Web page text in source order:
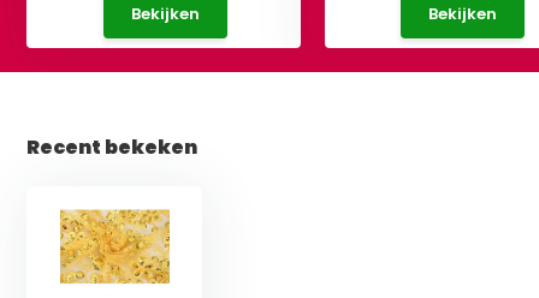
Bekijken Bekijken
Recent bekeken